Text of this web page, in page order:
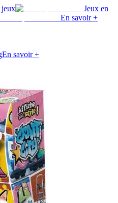
jeux
Jeux en
En savoir +
En savoir +